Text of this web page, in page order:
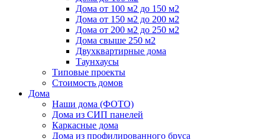
Дома от 100 м2 до 150 м2
Дома от 150 м2 до 200 м2
Дома от 200 м2 до 250 м2
Дома свыше 250 м2
Двухквартирные дома
Таунхаусы
Типовые проекты
Стоимость домов
Дома
Наши дома (ФОТО)
Дома из СИП панелей
Каркасные дома
Дома из профилированного бруса